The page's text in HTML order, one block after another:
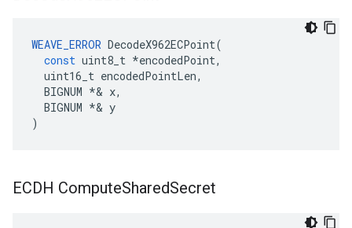
WEAVE_ERROR DecodeX962ECPoint(
const uint8_t *encodedPoint,
uint16_t encodedPointLen,
BIGNUM *& x,
BIGNUM *& y
)
ECDH ComputeSharedSecret